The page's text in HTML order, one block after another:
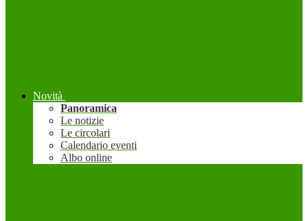
Novità
Panoramica
Le notizie
Le circolari
Calendario eventi
Albo online